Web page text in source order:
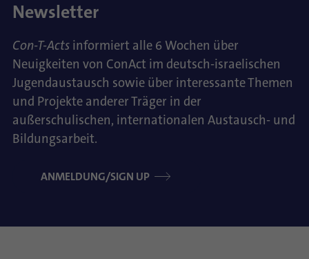
Newsletter
Con-T-Acts informiert alle 6 Wochen über
Neuigkeiten von ConAct im deutsch-israelischen
Jugendaustausch sowie über interessante Themen
und Projekte anderer Träger in der
außerschulischen, internationalen Austausch- und
Bildungsarbeit.
ANMELDUNG/SIGN UP